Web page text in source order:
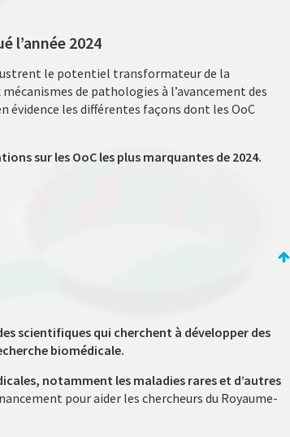
l’année 2024
le potentiel transformateur de la
de pathologies à l’avancement des
évidence les différentes façons dont les OoC
sur les OoC les plus marquantes de 2024.
scientifiques qui cherchent à développer des
biomédicale.
notamment les maladies rares et d’autres
pour aider les chercheurs du Royaume-